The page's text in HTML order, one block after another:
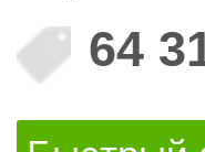
64